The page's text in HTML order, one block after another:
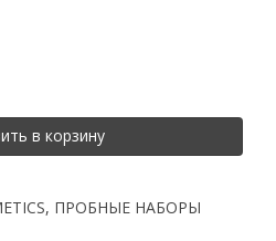
в корзину
, ПРОБНЫЕ НАБОРЫ